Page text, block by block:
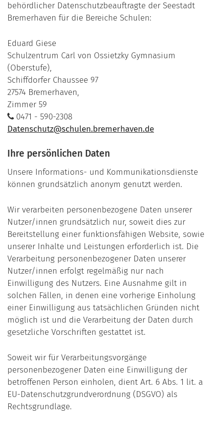
behördlicher Datenschutzbeauftragte der Seestadt
Bremerhaven für die Bereiche Schulen:
Eduard Giese
Schulzentrum Carl von Ossietzky Gymnasium
(Oberstufe),
Schiffdorfer Chaussee 97
27574 Bremerhaven,
Zimmer 59
0471 - 590-2308
Datenschutz@schulen.bremerhaven.de
Ihre persönlichen Daten
Unsere Informations- und Kommunikationsdienste
können grundsätzlich anonym genutzt werden.
Wir verarbeiten personenbezogene Daten unserer
Nutzer/innen grundsätzlich nur, soweit dies zur
Bereitstellung einer funktionsfähigen Website, sowie
unserer Inhalte und Leistungen erforderlich ist. Die
Verarbeitung personenbezogener Daten unserer
Nutzer/innen erfolgt regelmäßig nur nach
Einwilligung des Nutzers. Eine Ausnahme gilt in
solchen Fällen, in denen eine vorherige Einholung
einer Einwilligung aus tatsächlichen Gründen nicht
möglich ist und die Verarbeitung der Daten durch
gesetzliche Vorschriften gestattet ist.
Soweit wir für Verarbeitungsvorgänge
personenbezogener Daten eine Einwilligung der
betroffenen Person einholen, dient Art. 6 Abs. 1 lit. a
EU-Datenschutzgrundverordnung (DSGVO) als
Rechtsgrundlage.